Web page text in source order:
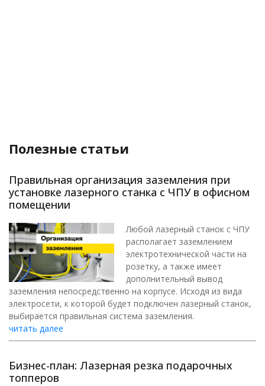
Полезные статьи
Правильная организация заземления при
установке лазерного станка с ЧПУ в офисном
помещении
Любой лазерный станок с ЧПУ
располагает заземлением
электротехнической части на
розетку, а также имеет
дополнительный вывод
заземления непосредственно на корпусе. Исходя из вида
электросети, к которой будет подключен лазерный станок,
выбирается правильная система заземления.
читать далее
Бизнес-план: Лазерная резка подарочных
топперов